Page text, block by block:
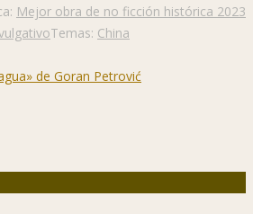
Mejor obra de no ficción histórica 2023
Temas: China